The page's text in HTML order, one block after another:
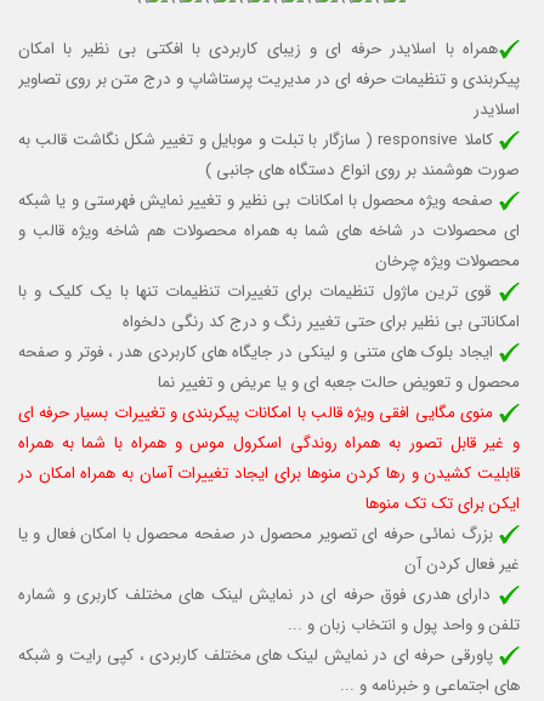
همراه با اسلایدر حرفه ای و زیبای کاربردی با افکتی بی نظیر با امکان
پیکربندی و تنظیمات حرفه ای در مدیریت پرستاشاپ و درج متن بر روی تصاویر
اسلایدر
کاملا responsive (
سازگار با تبلت و موبایل و تغییر شکل نگاشت قالب به
صورت هوشمند بر روی انواع دستگاه های جانبی )
صفحه ویژه محصول با امکانات بی نظیر و تغییر نمایش فهرستی و یا شبکه
ای محصولات در شاخه های شما به همراه محصولات هم شاخه ویژه قالب و
محصولات ویژه چرخان
قوی ترین ماژول تنظیمات برای تغییرات تنظیمات تنها با یک کلیک و با
امکاناتی بی نظیر برای حتی تغییر رنگ و درج کد رنگی دلخواه
ایجاد بلوک های متنی و لینکی در جایگاه های کاربردی هدر ، فوتر و صفحه
محصول و تعویض حالت جعبه ای و یا عریض و تغییر نما
منوی مگایی افقی ویژه قالب با امکانات پیکربندی و تغییرات بسیار حرفه ای
و غیر قابل تصور به همراه روندگی اسکرول موس و همراه با شما به همراه
قابلیت کشیدن و رها کردن منوها برای ایجاد تغییرات آسان به همراه امکان در
ایکن برای تک تک منوها
بزرگ نمائی حرفه ای تصویر محصول در صفحه محصول با امکان فعال و یا
غیر فعال کردن آن
دارای هدری فوق حرفه ای در نمایش لینک های مختلف کاربری و شماره
تلفن و واحد پول و انتخاب زبان و ...
پاورقی حرفه ای در نمایش لینک های مختلف کاربردی ، کپی رایت و شبکه
های اجتماعی و خبرنامه و ...